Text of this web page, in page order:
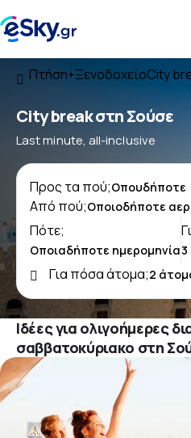
Πτήση+ΞενοδοχείοCity
City break στη Σούσε
Last minute, all-inclusive
Προς τα πού;
Από πού;
Πότε;
Για πόσα άτομα;
Ιδέες για ολιγοήμερες
σαββατοκύριακο στη